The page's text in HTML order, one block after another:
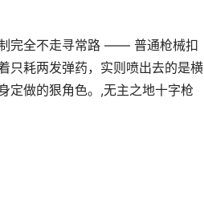
完全不走寻常路 —— 普通枪械扣
只耗两发弹药，实则喷出去的是横
定做的狠角色。,无主之地十字枪